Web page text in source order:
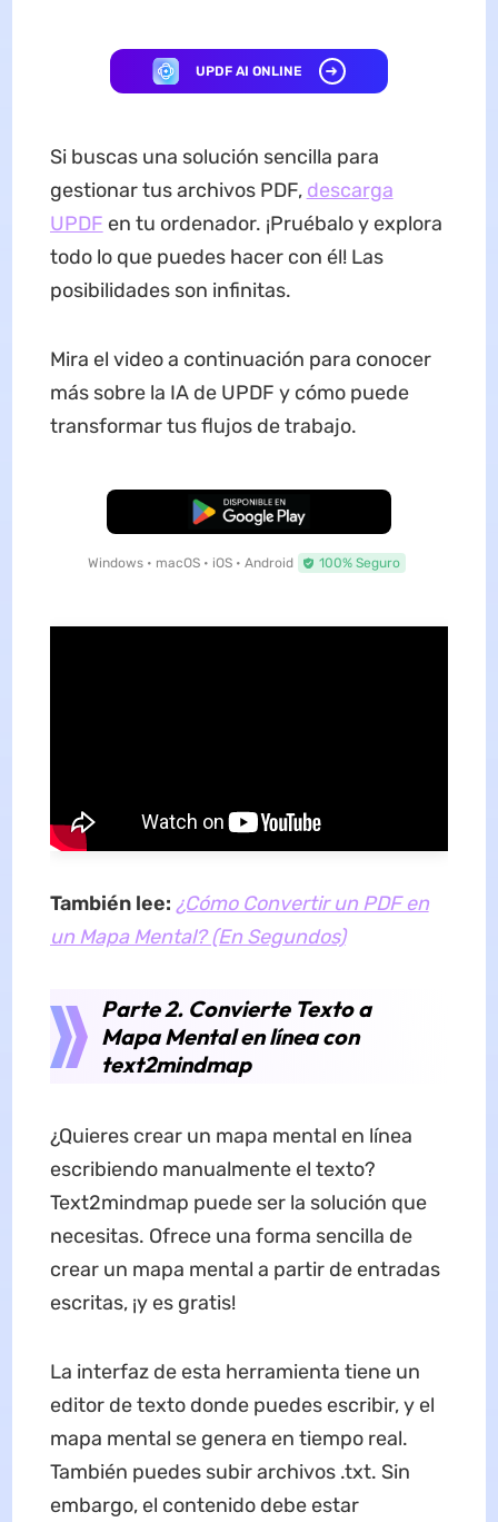
UPDF AI ONLINE
Si buscas una solución sencilla para
gestionar tus archivos PDF, descarga
UPDF en tu ordenador. ¡Pruébalo y explora
todo lo que puedes hacer con él! Las
posibilidades son infinitas.
Mira el video a continuación para conocer
más sobre la IA de UPDF y cómo puede
transformar tus flujos de trabajo.
Descarga Gratuita
Windows • macOS • iOS • Android 100% Seguro
También lee: ¿Cómo Convertir un PDF en
un Mapa Mental? (En Segundos)
Parte 2. Convierte Texto a
Mapa Mental en línea con
text2mindmap
¿Quieres crear un mapa mental en línea
escribiendo manualmente el texto?
Text2mindmap puede ser la solución que
necesitas. Ofrece una forma sencilla de
crear un mapa mental a partir de entradas
escritas, ¡y es gratis!
La interfaz de esta herramienta tiene un
editor de texto donde puedes escribir, y el
mapa mental se genera en tiempo real.
También puedes subir archivos .txt. Sin
embargo, el contenido debe estar